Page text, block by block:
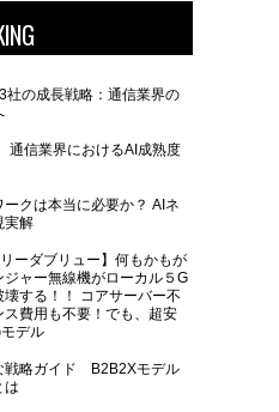
社の成長戦略：通信業界の
通信業界におけるAI成熟度
クは本当に必要か？ AIネ
実解
ーダブリュー】何もかもが
ャー無線機がローカル５G
する！！ コアサーバー不
費用も不要！でも、超安
デル
戦略ガイド B2B2Xモデル
は